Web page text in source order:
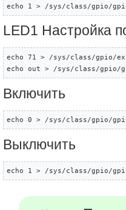
echo 1 > /sys/class/gpio/
LED1 Настройка
echo 71 > /sys/class/gpio/
echo out > /sys/class/gpio/
Включить
echo 0 > /sys/class/gpio/
Выключить
echo 1 > /sys/class/gpio/